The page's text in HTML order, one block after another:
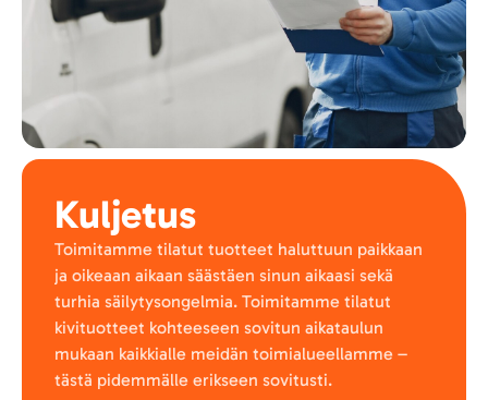
Kuljetus
Toimitamme tilatut tuotteet haluttuun paikkaan
ja oikeaan aikaan säästäen sinun aikaasi sekä
turhia säilytysongelmia. Toimitamme tilatut
kivituotteet kohteeseen sovitun aikataulun
mukaan kaikkialle meidän toimialueellamme –
tästä pidemmälle erikseen sovitusti.